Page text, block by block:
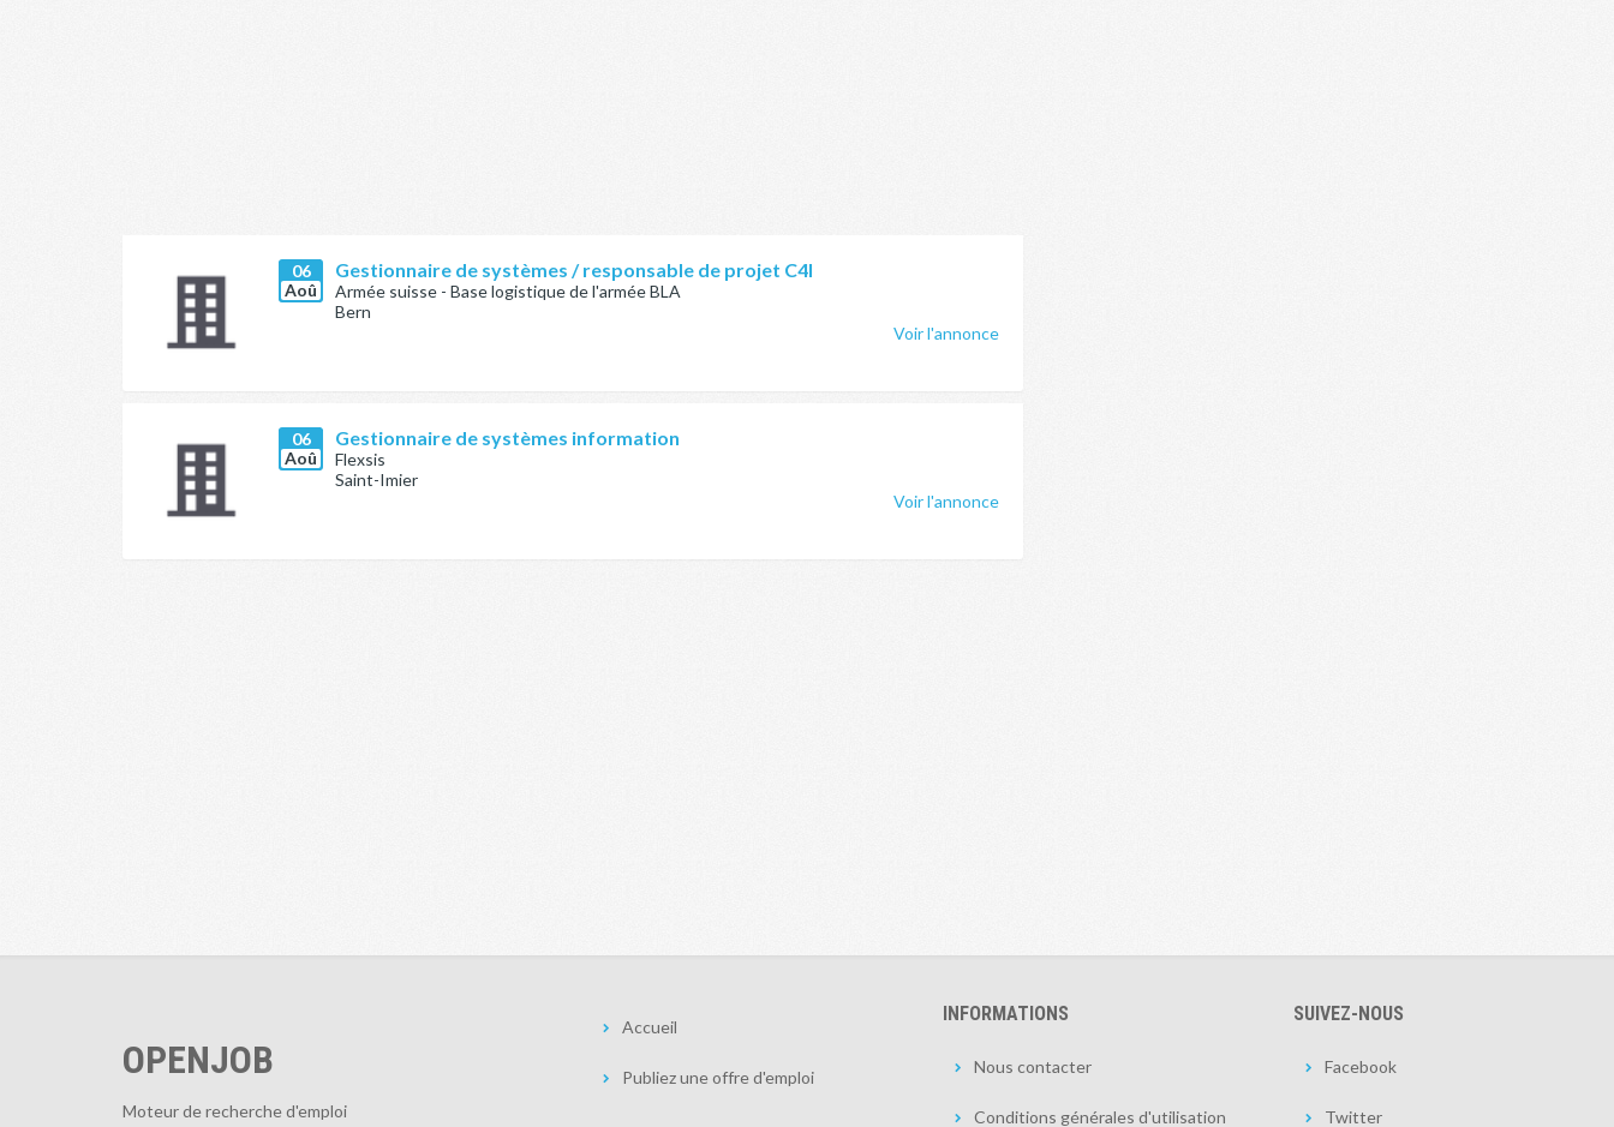
06
Aoû
Gestionnaire de systèmes / responsable de projet C4I
Armée suisse - Base logistique de l'armée BLA
Bern
Voir l'annonce
06
Aoû
Gestionnaire de systèmes information
Flexsis
Saint-Imier
Voir l'annonce
OPENJOB
Moteur de recherche d'emploi
Accueil
Publiez une offre d'emploi
INFORMATIONS
Nous contacter
Conditions générales d'utilisation
SUIVEZ-NOUS
Facebook
Twitter